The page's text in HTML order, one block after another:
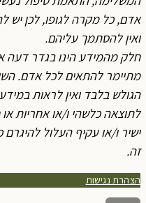
אדם, כל מקרה לגופו, לכן יש
ואין להסתמך עליהם.
חלק מהמידע הינו בגדר דעה
מתיימר להתאים לכל אדם.
הגולש בלבד ואין לראות
לתוצאה כלשהי ו/או אחריות
ישיר ו/או עקיף העלול
זה.
הצהרת נגישות